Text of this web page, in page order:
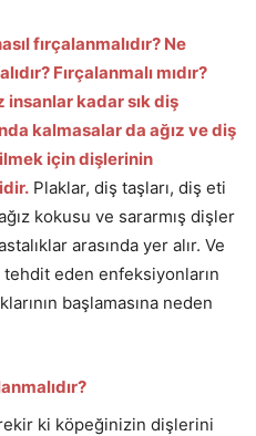
fırçalanmalıdır? Ne
Fırçalanmalı mıdır?
insanlar kadar sık diş
kalmasalar da ağız ve diş
için dişlerinin
Plaklar, diş taşları, diş eti
kokusu ve sararmış dişler
arasında yer alır. Ve
eden enfeksiyonların
başlamasına neden
ki köpeğinizin dişlerini